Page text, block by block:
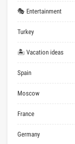
🎭 Entertainment
Turkey
🏝 Vacation ideas
Spain
Moscow
France
Germany